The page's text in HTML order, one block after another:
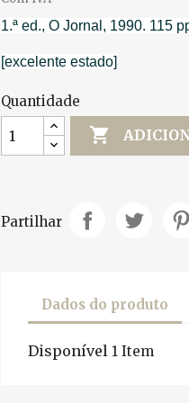
1.ª ed., O Jornal, 1990. 115
[excelente estado]
Quantidade

Partilhar
Dados do produto
Disponível 1 Item